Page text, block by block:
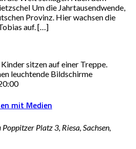
Um die Jahrtausendwende,
Provinz. Hier wachsen die
auf. […]
mit Medien
Poppitzer Platz 3, Riesa, Sachsen,